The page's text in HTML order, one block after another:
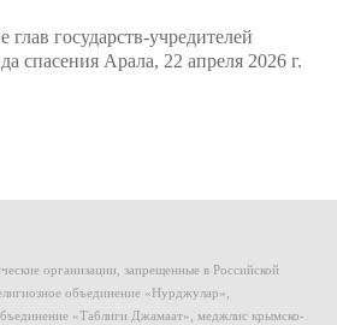
глав государств-учредителей
спасения Арала, 22 апреля 2026 г.
организации, запрещенные в Российской
объединение «Нурджулар»,
«Таблиги Джамаат», меджлис крымско-